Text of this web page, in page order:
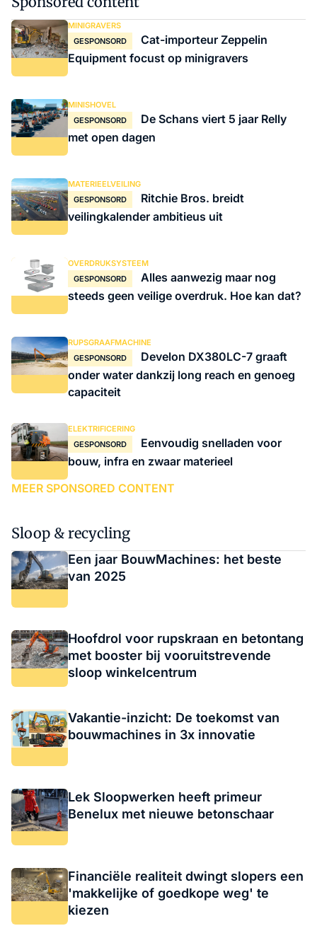
MINIGRAVERS
GESPONSORD
Cat-importeur Zeppelin
Equipment focust op minigravers
MINISHOVEL
GESPONSORD
De Schans viert 5 jaar Relly
met open dagen
MATERIEELVEILING
GESPONSORD
Ritchie Bros. breidt
veilingkalender ambitieus uit
OVERDRUKSYSTEEM
GESPONSORD
Alles aanwezig maar nog
steeds geen veilige overdruk. Hoe kan dat?
RUPSGRAAFMACHINE
GESPONSORD
Develon DX380LC-7 graaft
onder water dankzij long reach en genoeg
capaciteit
ELEKTRIFICERING
GESPONSORD
Eenvoudig snelladen voor
bouw, infra en zwaar materieel
MEER SPONSORED CONTENT
Sloop & recycling
Een jaar BouwMachines: het beste
van 2025
Hoofdrol voor rupskraan en betontang
met booster bij vooruitstrevende
sloop winkelcentrum
Vakantie-inzicht: De toekomst van
bouwmachines in 3x innovatie
Lek Sloopwerken heeft primeur
Benelux met nieuwe betonschaar
Financiële realiteit dwingt slopers een
'makkelijke of goedkope weg' te
kiezen